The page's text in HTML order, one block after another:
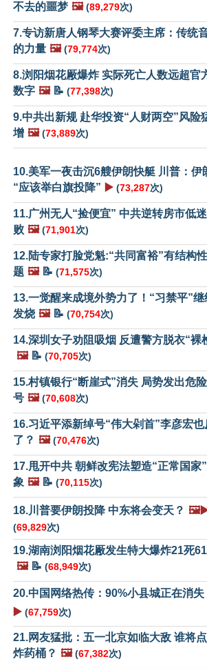
不去的噩梦 🖼️ (89,279次)
7.专访新唐人钢琴大赛评委主席：传统
的力量 🖼️ (79,774次)
8.浏阳烟花厰爆炸 实际死亡人数远超官
数字 🖼️📝 (77,398次)
9.中共出新规 赴华投资“人财两空”风险
增 🖼️ (73,889次)
10.美军一夜击沉6艘伊朗快艇 川普：伊
“应该举白旗投降” ▶️ (73,287次)
11.广州无人“捡便宜” 中共逆转房市低
败 🖼️ (71,901次)
12.陆专家打脸党魁:“共同富裕”有结构
题 🖼️📝 (71,575次)
13.一觉醒来成境外势力了！“习禁平”继
发烧 🖼️📝 (70,754次)
14.深圳女子劝阻吸烟 反遭警方脱衣“裸
🖼️📝 (70,705次)
15.村镇银行“断崖式”消失 局势发出危
号 🖼️ (70,608次)
16.习近平添新绰号“伟大剁首”李彦宏也
了？ 🖼️ (70,476次)
17.甩开中共 朝鲜改宪法塑造“正常国家
象 🖼️📝 (70,115次)
18.川普要伊朗投降 中东将会变天？
(69,829次)
19.湖南浏阳烟花厰发生特大爆炸21死
🖼️📝 (68,949次)
20.中国网络热传：90%小县城正在消失
▶️ (67,759次)
21.网友猛批：五一北京如临大敌 谁将
炸药桶？ 🖼️ (67,382次)